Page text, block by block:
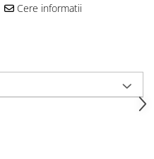
Cere informatii